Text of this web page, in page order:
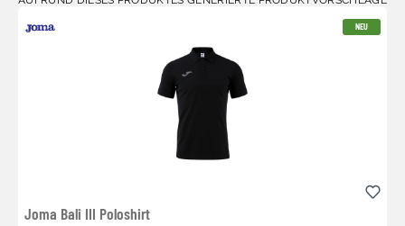
NEU
Joma Bali III Poloshirt